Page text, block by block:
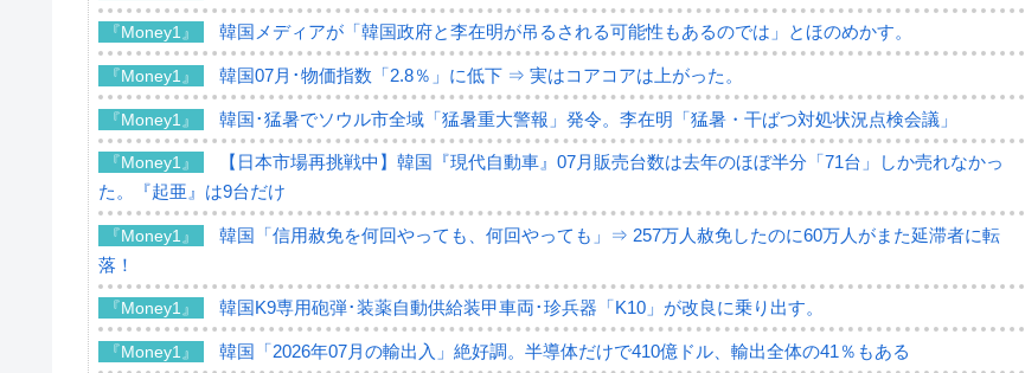
『Money1』 韓国メディアが「韓国政府と李在明が吊るされる可能性もあるのでは」とほのめかす。
『Money1』 韓国07月･物価指数「2.8％」に低下 ⇒ 実はコアコアは上がった。
『Money1』 韓国･猛暑でソウル市全域「猛暑重大警報」発令。李在明「猛暑・干ばつ対処状況点検会議」
『Money1』
【日本市場再挑戦中】韓国『現代自動車』07月販売台数は去年のほぼ半分「71台」しか売れなかっ
た。『起亜』は9台だけ
『Money1』
韓国「信用赦免を何回やっても、何回やっても」⇒ 257万人赦免したのに60万人がまた延滞者に転
落！
『Money1』 韓国K9専用砲弾･装薬自動供給装甲車両･珍兵器「K10」が改良に乗り出す。
『Money1』 韓国「2026年07月の輸出入」絶好調。半導体だけで410億ドル、輸出全体の41％もある